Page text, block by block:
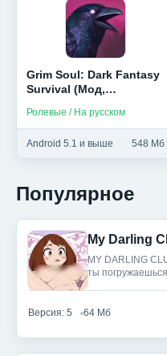
Grim Soul: Dark Fantasy
Survival (Мод,
Ролевые / На русском
Android 5.1 и выше 548 Мб
Популярное
My Darling
MY DARLING
ты
Версия: 5 64 Мб